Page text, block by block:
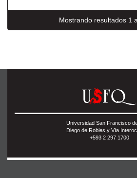
Mostrando resultados 1
Universidad San Francisco
Diego de Robles y Vía
+593 2 297 1700